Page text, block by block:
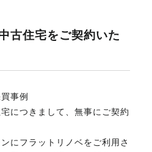
古住宅をご契約いた
事例
につきまして、無事にご契約
にフラットリノベをご利用さ